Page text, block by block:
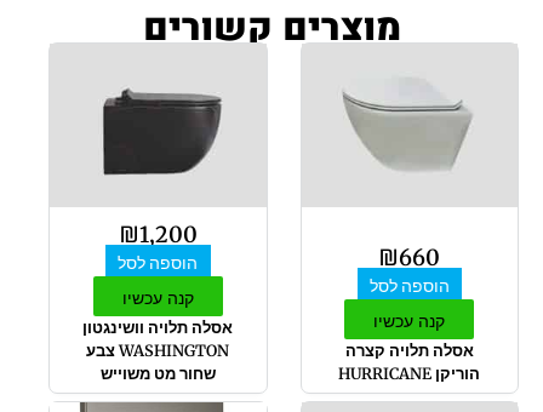
מוצרים קשורים
₪660
הוספה לסל
קנה עכשיו
אסלה תלויה קצרה
הוריקן HURRICANE
₪1,200
הוספה לסל
קנה עכשיו
אסלה תלויה וושינגטון
WASHINGTON צבע
שחור מט משוייש